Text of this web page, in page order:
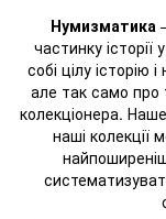
Нумизматика
частинку
собі цілу
але так само про
колекціонера.
наші колекції